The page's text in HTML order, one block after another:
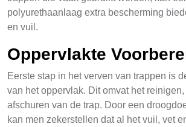
polyurethaanlaag extra bescherming
en vuil.
Oppervlakte
Eerste stap in het verven van trappen is
van het oppervlak. Dit omvat het
afschuren van de trap. Door een
kan men zekerstellen dat al het vuil, vet